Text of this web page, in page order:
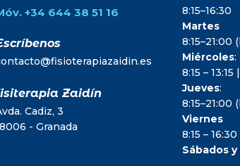
+34 644 38 51 16
Zaidín
Cadiz, 3
- Granada
8:15–16:30
Martes
Miércoles:
8:15 – 13:15
Jueves:
Viernes
8:15 – 16:30
Sábados